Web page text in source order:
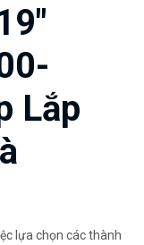
Lắp
lựa chọn các thành